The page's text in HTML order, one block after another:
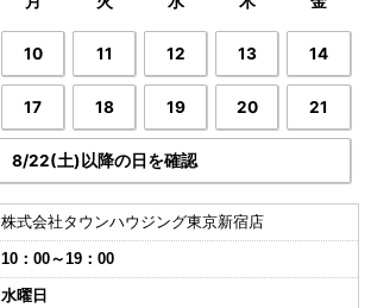
10 11 12 13 14
17 18 19 20 21
8/22(土)以降の日を確認
株式会社タウンハウジング東京新宿店
10：00～19：00
水曜日